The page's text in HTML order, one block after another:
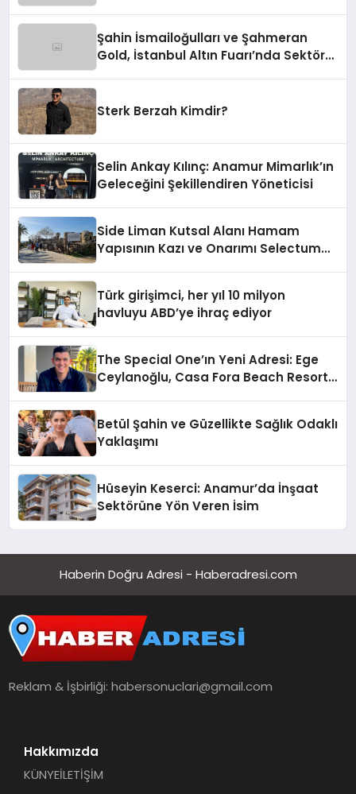
Şahin İsmailoğulları ve Şahmeran
Gold, İstanbul Altın Fuarı’nda Sektöre
Sterk Berzah Kimdir?
Selin Ankay Kılınç: Anamur Mimarlık’ın
Geleceğini Şekillendiren Yöneticisi
Side Liman Kutsal Alanı Hamam
Yapısının Kazı ve Onarımı Selectum
Türk girişimci, her yıl 10 milyon
havluyu ABD’ye ihraç ediyor
The Special One’ın Yeni Adresi: Ege
Ceylanoğlu, Casa Fora Beach Resort
Betül Şahin ve Güzellikte Sağlık Odaklı
Yaklaşımı
Hüseyin Keserci: Anamur’da İnşaat
Sektörüne Yön Veren İsim
Haberin Doğru Adresi - Haberadresi.com
Reklam & İşbirliği:habersonuclari@gmail.com
Hakkımızda
KÜNYEİLETİŞİM